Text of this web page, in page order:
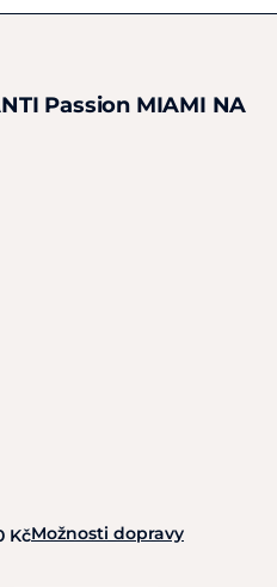
Passion MIAMI NA
KčMožnosti dopravy